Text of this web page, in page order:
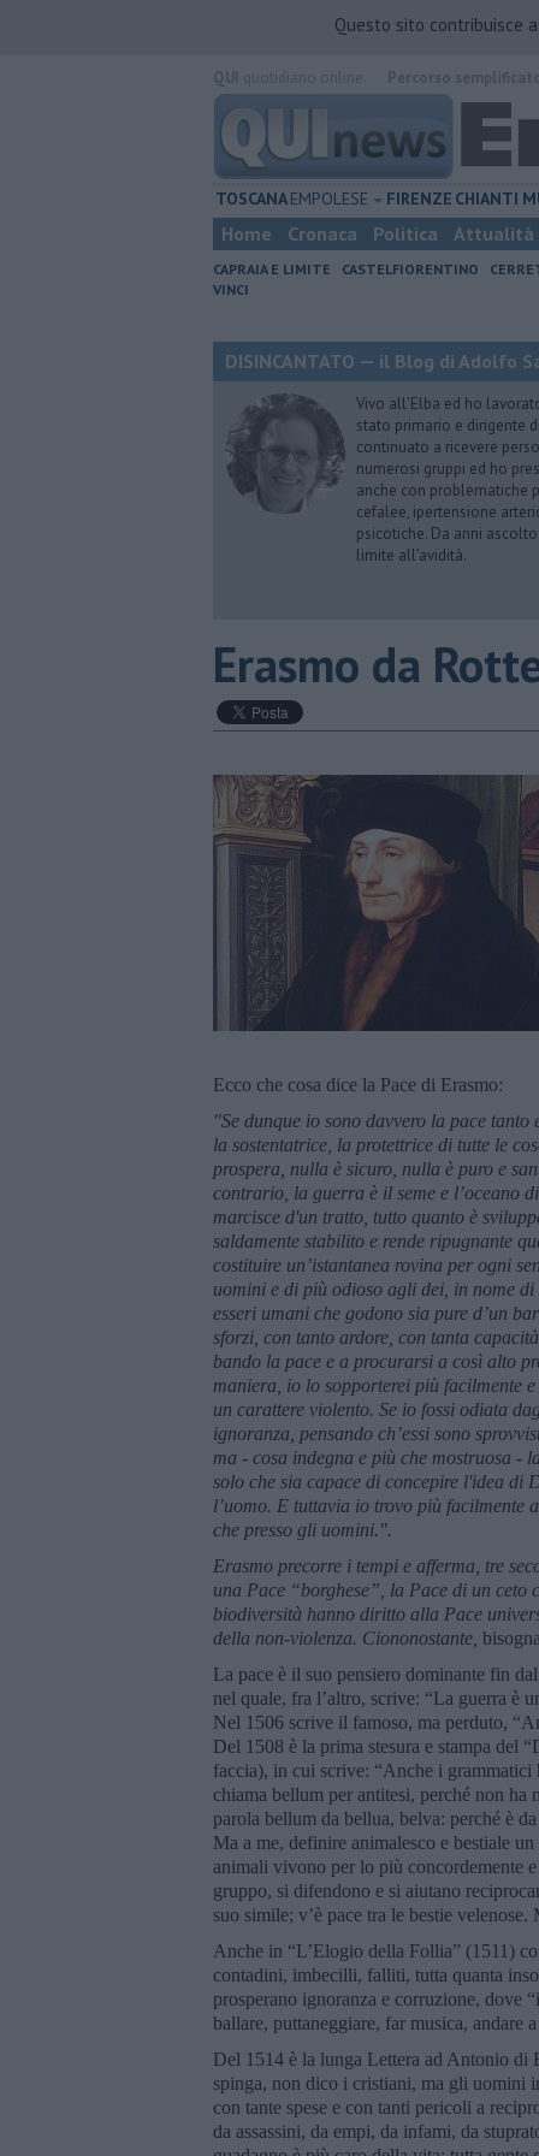
Questo sito contribuisce
TOSCANAEMPOLESE FIRENZE CHIANTI
Home Cronaca Politica Attualità
CAPRAIA E LIMITE CASTELFIORENTINO
VINCI
DISINCANTATO — il Blog di Adolfo
Vivo all’Elba ed ho
stato primario e dirigente
continuato a ricevere
numerosi gruppi ed ho
anche con problematiche
cefalee, ipertensione
psicotiche. Da anni
limite all’avidità.
​Erasmo da
Ecco che cosa dice la Pace di Erasmo:
"Se dunque io sono davvero la pace
la sostentatrice, la protettrice di tutte le
prospera, nulla è sicuro, nulla è puro e
contrario, la guerra è il seme e l’oceano
marcisce d'un tratto, tutto quanto è
saldamente stabilito e rende ripugnante
costituire un’istantanea rovina per ogni
uomini e di più odioso agli dei, in nome
esseri umani che godono sia pure d’un
sforzi, con tanto ardore, con tanta
bando la pace e a procurarsi a così alto
maniera, io lo sopporterei più facilmente
un carattere violento. Se io fossi odiata
ignoranza, pensando ch’essi sono
ma - cosa indegna e più che mostruosa -
solo che sia capace di concepire l'idea di
l’uomo. E tuttavia io trovo più
che presso gli uomini.".
Erasmo precorre i tempi e afferma, tre
una Pace “borghese”, la Pace di un ceto
biodiversità hanno diritto alla Pace
della non-violenza. Ciononostante,
La pace è il suo pensiero dominante fin
nel quale, fra l’altro, scrive: “La guerra è
Nel 1506 scrive il famoso, ma perduto,
Del 1508 è la prima stesura e stampa del
faccia), in cui scrive: “Anche i grammatici
chiama bellum per antitesi, perché non
parola bellum da bellua, belva: perché è
Ma a me, definire animalesco e bestiale
animali vivono per lo più concordemente
gruppo, si difendono e si aiutano
suo simile; v’è pace tra le bestie
Anche in “L’Elogio della Follia” (1511)
contadini, imbecilli, falliti, tutta quanta
prosperano ignoranza e corruzione, dove
ballare, puttaneggiare, far musica, andare
Del 1514 è la lunga Lettera ad Antonio di
spinga, non dico i cristiani, ma gli uomini
con tante spese e con tanti pericoli a
da assassini, da empi, da infami, da